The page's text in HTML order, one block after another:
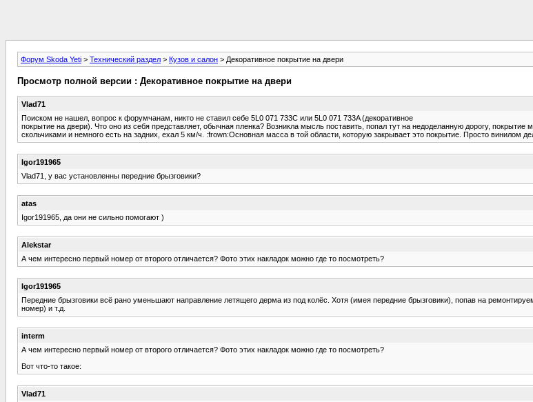
Форум Skoda Yeti > Технический раздел > Кузов и салон > Декоративное покрытие на двери
Просмотр полной версии : Декоративное покрытие на двери
Vlad71
Поиском не нашел, вопрос к форумчанам, никто не ставил себе 5L0 071 733C или 5L0 071 733A (декоративное
покрытие на двери). Что оно из себя представляет, обычная пленка? Возникла мысль поставить, попал тут на недоделанную дорогу,
скольчиками и немного есть на задних, ехал 5 км/ч. :frown:Основная масса в той области, которую закрывает это покрытие. Просто винилом
Igor191965
Vlad71, у вас установленны передние брызговики?
atas
Igor191965, да они не сильно помогают )
Alekstar
А чем интересно первый номер от второго отличается? Фото этих накладок можно где то посмотреть?
Igor191965
Передние брызговики всё рано уменьшают направление летящего дерма из под колёс. Хотя (имея передние брызговики), попав на
номер) и т.д.
interm
А чем интересно первый номер от второго отличается? Фото этих накладок можно где то посмотреть?
Вот что-то такое:
Vlad71